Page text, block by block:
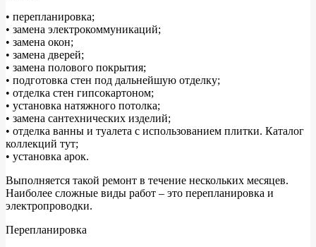
• перепланировка;
• замена электрокоммуникаций;
• замена окон;
• замена дверей;
• замена полового покрытия;
• подготовка стен под дальнейшую отделку;
• отделка стен гипсокартоном;
• установка натяжного потолка;
• замена сантехнических изделий;
• отделка ванны и туалета с использованием плитки. Каталог
коллекций тут;
• установка арок.
Выполняется такой ремонт в течение нескольких месяцев.
Наиболее сложные виды работ – это перепланировка и
электропроводки.
Перепланировка